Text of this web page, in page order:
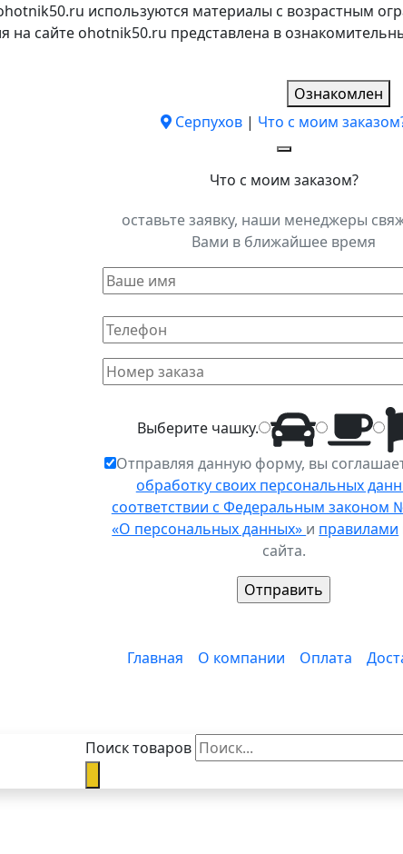
используются материалы с возрастным
на сайте ohotnik50.ru представлена в
Ознакомлен
Серпухов | Что с моим
Что с моим заказом?
оставьте заявку, наши менеджеры
Вами в ближайшее время
Выберите чашку.
Отправляя данную форму, вы
обработку своих персональных
соответствии с Федеральным законом
«О персональных данных» и правилами
сайта.
Главная О компании Оплата
Поиск товаров